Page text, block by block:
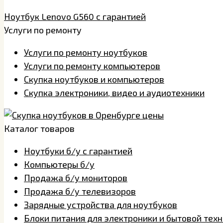
Ноутбук Lenovo G560 с гарантией
Услуги по ремонту
Услуги по ремонту ноутбуков
Услуги по ремонту компьютеров
Скупка ноутбуков и компьютеров
Скупка электроники, видео и аудиотехники
Каталог товаров
Ноутбуки б/у с гарантией
Компьютеры б/у
Продажа б/у мониторов
Продажа б/у телевизоров
Зарядные устройства для ноутбуков
Блоки питания для электроники и бытовой